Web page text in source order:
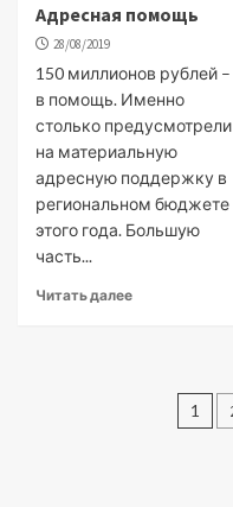
Адресная помощь
28/08/2019
150 миллионов рублей –
в помощь. Именно
столько предусмотрели
на материальную
адресную поддержку в
региональном бюджете
этого года. Большую
часть...
Читать далее
1